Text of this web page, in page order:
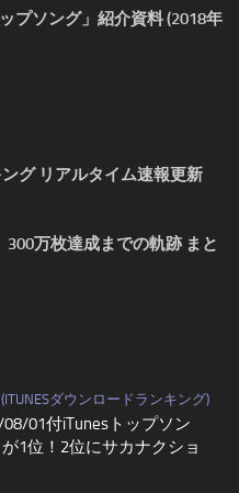
プソング」紹介資料 (2018年
グ リアルタイム速報更新
万枚達成までの軌跡 まと
ダウンロードランキング)
08/01付iTunesトップソン
1位！2位にサカナクショ